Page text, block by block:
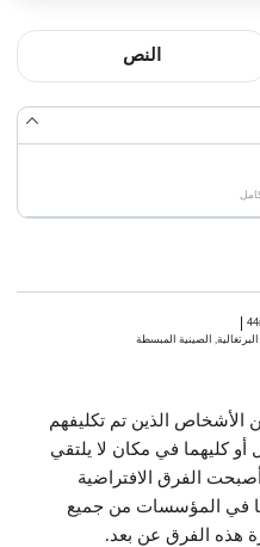
النص
البرتغالية, الصينية المبسطة
الأشخاص الذين تم تكليفهم
كليهما في مكان لا يلتقي
الفرق الافتراضية
في المؤسسات من جميع
هذه الفرق عن بعد.